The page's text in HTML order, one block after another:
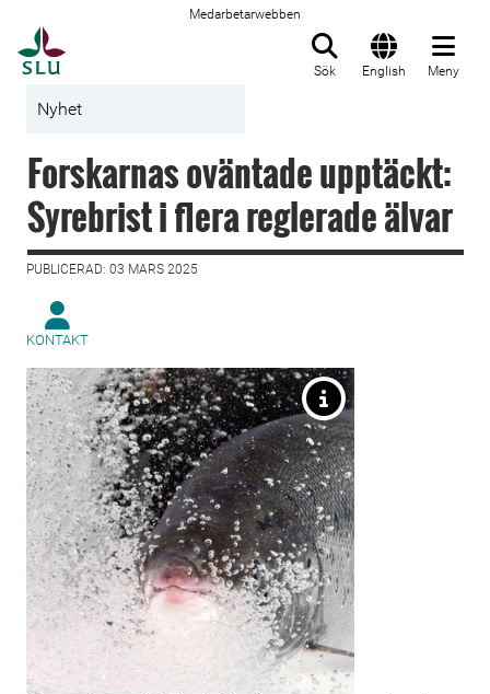
Medarbetarwebben
Sök English Meny
Nyhet
Forskarnas oväntade upptäckt:
Syrebrist i flera reglerade älvar
PUBLICERAD: 03 MARS 2025
KONTAKT